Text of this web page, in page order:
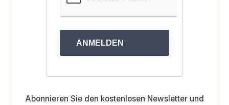
ANMELDEN
Abonnieren Sie den kostenlosen Newsletter und